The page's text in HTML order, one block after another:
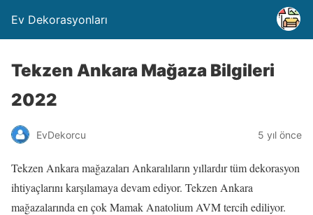
Ev Dekorasyonları
Tekzen Ankara Mağaza Bilgileri
2022
EvDekorcu 5 yıl önce
Tekzen Ankara mağazaları Ankaralıların yıllardır tüm dekorasyon
ihtiyaçlarını karşılamaya devam ediyor. Tekzen Ankara
mağazalarında en çok Mamak Anatolium AVM tercih ediliyor.